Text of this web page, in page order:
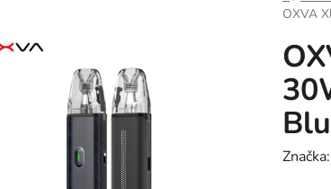
OXVA
Značka: